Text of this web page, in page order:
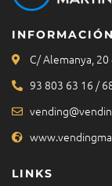
C/ Alemanya,
93 803 63 16 /
LINKS